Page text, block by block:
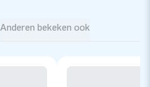
Anderen bekeken ook